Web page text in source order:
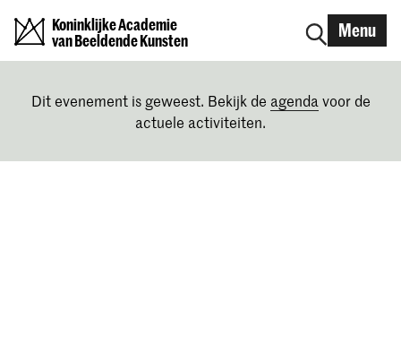
Koninklijke Academie
van Beeldende Kunsten
Menu
Dit evenement is geweest. Bekijk de agenda voor de
actuele activiteiten.